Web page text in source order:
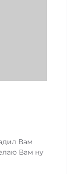
Вам
Вам ну